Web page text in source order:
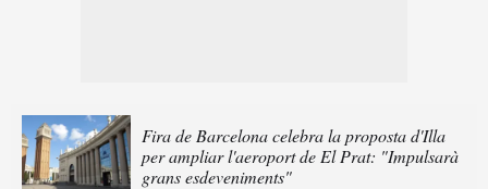
Fira de Barcelona celebra la proposta d'Illa
per ampliar l'aeroport de El Prat: "Impulsarà
grans esdeveniments"